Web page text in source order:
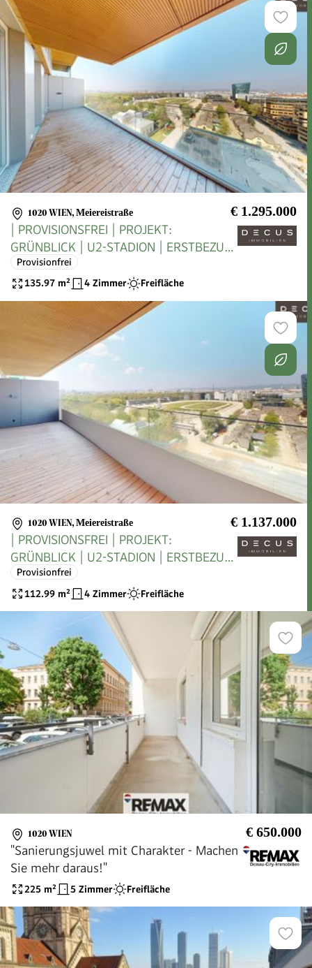
1020 WIEN, Meiereistraße € 1.295.000
| PROVISIONSFREI | PROJEKT:
GRÜNBLICK | U2-STADION | ERSTBEZUG
Provisionfrei
135.97 m² 4 Zimmer Freifläche
1020 WIEN, Meiereistraße € 1.137.000
| PROVISIONSFREI | PROJEKT:
GRÜNBLICK | U2-STADION | ERSTBEZUG
Provisionfrei
112.99 m² 4 Zimmer Freifläche
1020 WIEN € 650.000
"Sanierungsjuwel mit Charakter - Machen
Sie mehr daraus!"
225 m² 5 Zimmer Freifläche